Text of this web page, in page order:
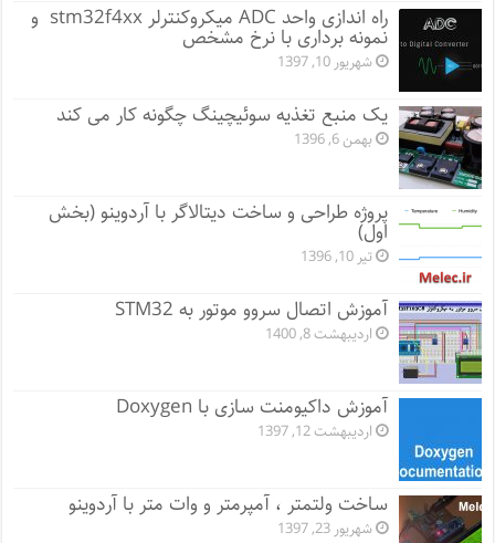
راه اندازی واحد ADC میکروکنترلر stm32f4xx و
نمونه برداری با نرخ مشخص
شهریور 10, 1397
یک منبع تغذیه سوئیچینگ چگونه کار می کند
بهمن 6, 1396
پروژه طراحی و ساخت دیتالاگر با آردوینو (بخش
اول)
تیر 10, 1396
آموزش اتصال سروو موتور به STM32
اردیبهشت 8, 1400
آموزش داکیومنت سازی با Doxygen
اردیبهشت 12, 1397
ساخت ولتمتر ، آمپرمتر و وات متر با آردوینو
شهریور 23, 1397